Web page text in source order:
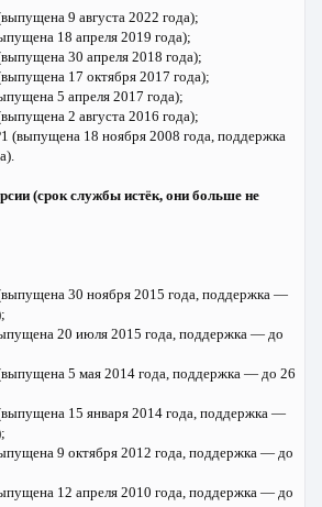
9 августа 2022 года);
18 апреля 2019 года);
30 апреля 2018 года);
17 октября 2017 года);
5 апреля 2017 года);
2 августа 2016 года);
(выпущена 18 ноября 2008 года, поддержка
(срок службы истёк, они больше не
30 ноября 2015 года, поддержка —
20 июля 2015 года, поддержка — до
5 мая 2014 года, поддержка — до 26
15 января 2014 года, поддержка —
9 октября 2012 года, поддержка — до
12 апреля 2010 года, поддержка — до